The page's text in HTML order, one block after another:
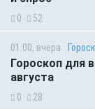
0 52
01:00, вчера
Гороскоп для
августа
0 28